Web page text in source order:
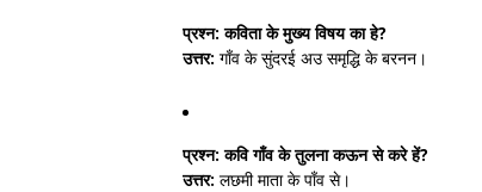
प्रश्न: कविता के मुख्य विषय का हे?
उत्तर: गाँव के सुंदरई अउ समृद्धि के बरनन।
प्रश्न: कवि गाँव के तुलना कऊन से करे हें?
उत्तर: लछमी माता के पाँव से।